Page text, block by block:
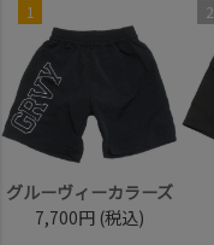
1
グルーヴィーカラーズ
7,700円 (税込)
2